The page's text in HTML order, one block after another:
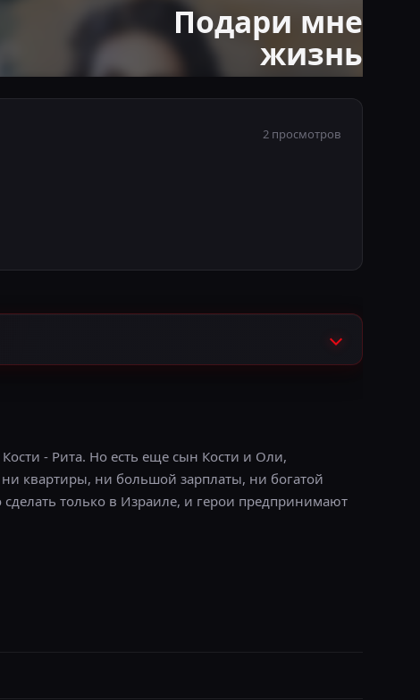
Подари мне
жизнь
2 просмотров
- Рита. Но есть еще сын Кости и Оли,
квартиры, ни большой зарплаты, ни богатой
только в Израиле, и герои предпринимают